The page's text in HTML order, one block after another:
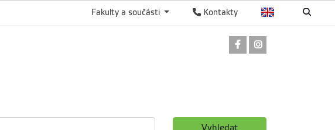
Kontakty
Fakulty a součásti
Odkaz na Facebook
Vyhledat